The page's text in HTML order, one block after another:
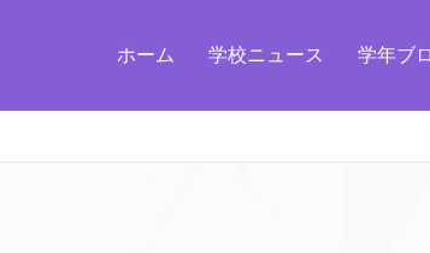
ホーム 学校ニュース 学年ブ